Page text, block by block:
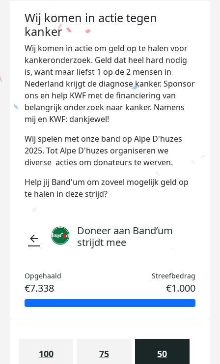
Wij komen in actie tegen
kanker
Wij komen in actie om geld op te halen voor
kankeronderzoek. Geld dat heel hard nodig
is, want maar liefst 1 op de 2 mensen in
Nederland krijgt de diagnose kanker. Sponsor
ons en help KWF met de financiering van
belangrijk onderzoek naar kanker. Namens
mij en KWF: dankjewel!
Wij spelen met onze band op Alpe D'huzes
2025. Tot Alpe D'huzes organiseren we
diverse acties om donateurs te werven.
Help jij Band'um om zoveel mogelijk geld op
te halen in deze strijd?
arrow_back
Doneer aan Band’um
strijdt mee
Opgehaald
€7.338
Streefbedrag
€1.000
100 75 50